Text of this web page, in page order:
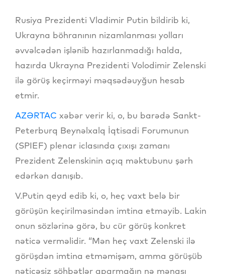
Rusiya Prezidenti Vladimir Putin bildirib ki,
Ukrayna böhranının nizamlanması yolları
əvvəlcədən işlənib hazırlanmadığı halda,
hazırda Ukrayna Prezidenti Volodimir Zelenski
ilə görüş keçirməyi məqsədəuyğun hesab
etmir.
AZƏRTAC xəbər verir ki, o, bu barədə Sankt-
Peterburq Beynəlxalq İqtisadi Forumunun
(SPIEF) plenar iclasında çıxışı zamanı
Prezident Zelenskinin açıq məktubunu şərh
edərkən danışıb.
V.Putin qeyd edib ki, o, heç vaxt belə bir
görüşün keçirilməsindən imtina etməyib. Lakin
onun sözlərinə görə, bu cür görüş konkret
nəticə verməlidir. “Mən heç vaxt Zelenski ilə
görüşdən imtina etməmişəm, amma görüşüb
nəticəsiz söhbətlər aparmağın nə mənası